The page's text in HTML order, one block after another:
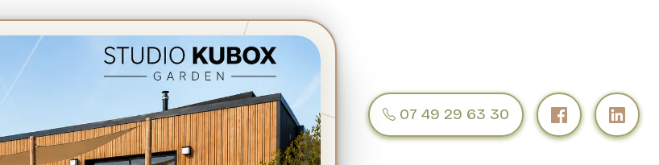
GARAGES PRÉFABRIQUÉS
CONTACT
07 49 29 63 30